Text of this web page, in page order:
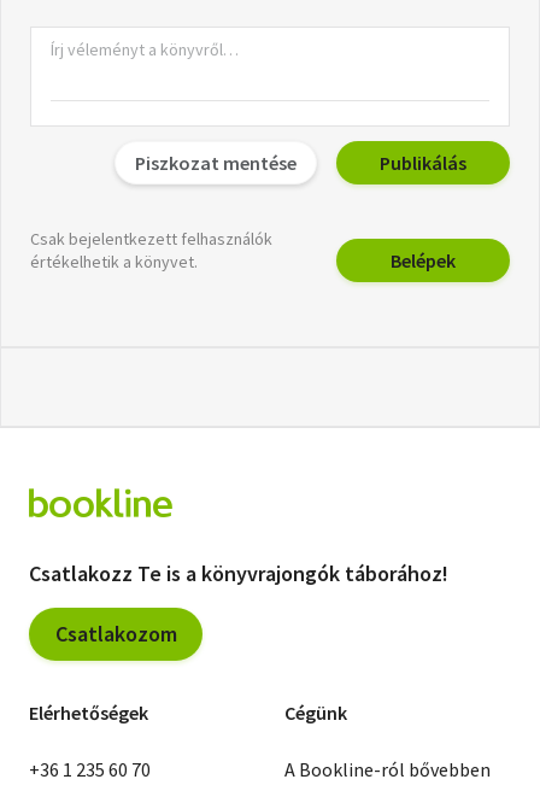
Piszkozat mentése Publikálás
Csak bejelentkezett felhasználók
értékelhetik a könyvet.
Belépek
Csatlakozz Te is a könyvrajongók táborához!
Csatlakozom
Elérhetőségek
+36 1 235 60 70
Cégünk
A Bookline-ról bővebben